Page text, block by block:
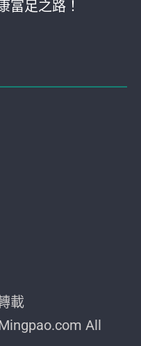
富足之路！
載
All